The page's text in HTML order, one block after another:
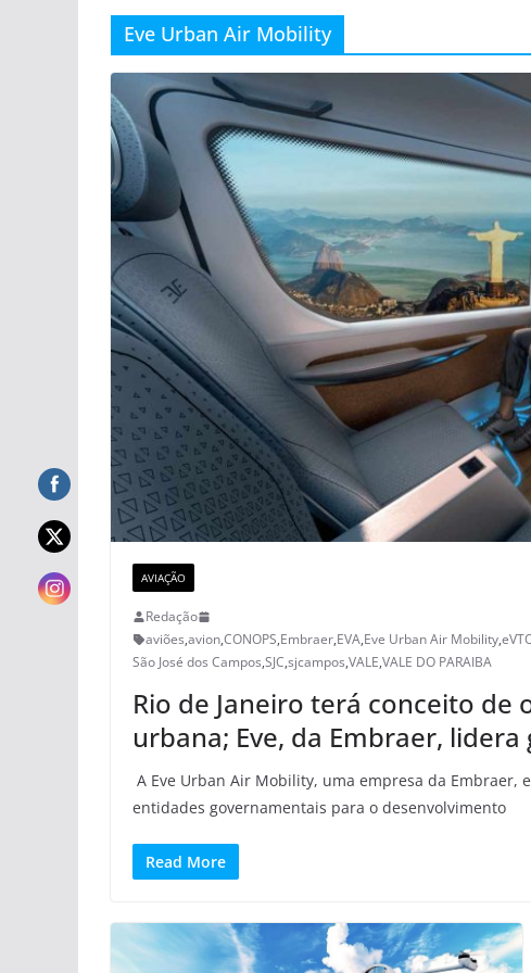
Eve Urban Air Mobility
AVIAÇÃO
Redação
aviões,avion,CONOPS,Embraer,EVA,Eve Urban Air Mobility,
São José dos Campos,SJC,sjcampos,VALE,VALE DO PARAIBA
Rio de Janeiro terá conceito
urbana; Eve, da Embraer,
A Eve Urban Air Mobility, uma empresa da Embraer,
entidades governamentais para o desenvolvimento
Read More